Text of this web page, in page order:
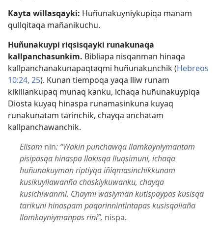
Kayta willasqayki: Huñunakuyniykupiqa manam
qullqitaqa mañanikuchu.
Huñunakuypi riqsisqayki runakunaqa
kallpanchasunkim. Bibliapa nisqanman hinaqa
kallpanchanakunapaqtaqmi huñunakunchik (Hebreos
10:24, 25). Kunan tiempoqa yaqa lliw runam
kikillankupaq munaq kanku, ichaqa huñunakuypiqa
Diosta kuyaq hinaspa runamasinkuna kuyaq
runakunatam tarinchik, chayqa anchatam
kallpanchawanchik.
Elisam nin: “Wakin punchawqa llamkayniymantam
pisipasqa hinaspa llakisqa lluqsimuni, ichaqa
huñunakuyman riptiyqa iñiqmasinchikkunam
kusikuyllawanña chaskiykuwanku, chayqa
kusichiwanmi. Chaymi wasiyman kutispaypas kusisqa
tarikuni hinaspam paqarinnintintapas kusisqallaña
llamkayniymanpas rini”, nispa.